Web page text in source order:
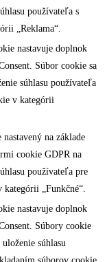
používateľa s
„Reklama“.
nastavuje doplnok
Súbor cookie sa
súhlasu používateľa
v kategórii
na základe
cookie GDPR na
používateľa pre
kategórii „Funkčné“.
nastavuje doplnok
Súbory cookie
súhlasu